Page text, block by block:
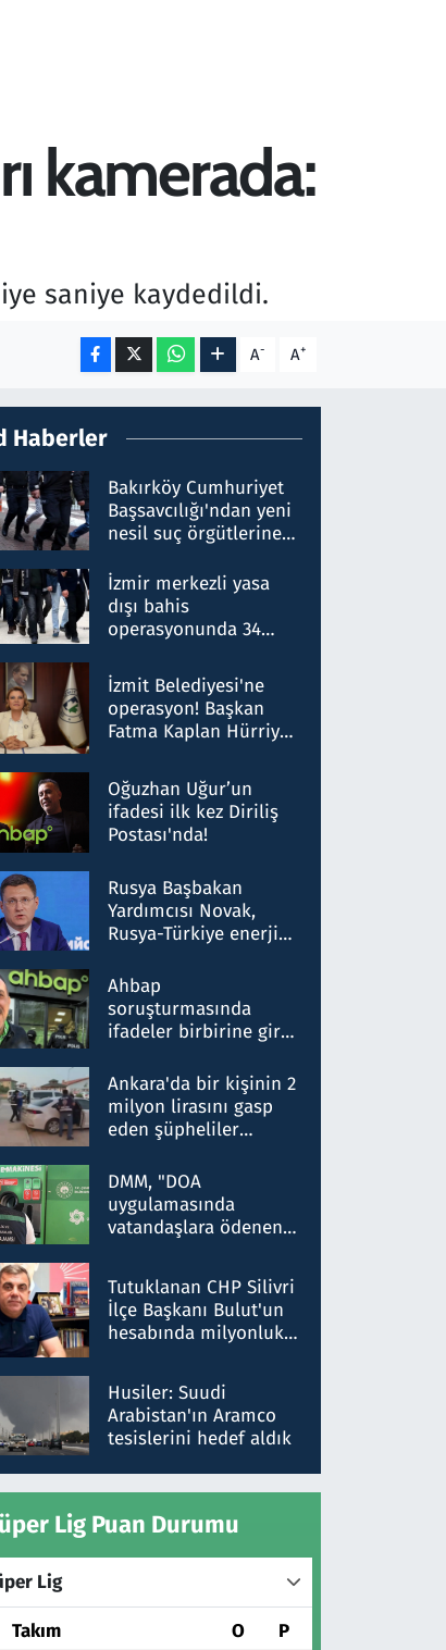
kamerada:
saniye kaydedildi.
A- A+
Haberler
Bakırköy Cumhuriyet
Başsavcılığı'ndan yeni
nesil suç örgütlerine
hakkında gözaltı kararı
İzmir merkezli yasa
dışı bahis
operasyonunda 34
Milyar liralık para
trafiği tespit edildi
İzmit Belediyesi'ne
operasyon! Başkan
Fatma Kaplan Hürriyet
Oğuzhan Uğur’un
ifadesi ilk kez Diriliş
Postası'nda!
Rusya Başbakan
Yardımcısı Novak,
Rusya-Türkiye enerji
nitelikte olduğunu
belirtti
Ahbap
soruşturmasında
ifadeler birbirine girdi:
ifadelerinden ortaya
çıkan tablo şok etti
Ankara'da bir kişinin 2
milyon lirasını gasp
eden şüpheliler
DMM, "DOA
uygulamasında
vatandaşlara ödenen
düşürüldüğü" iddiasını
yalanladı
Tutuklanan CHP Silivri
İlçe Başkanı Bulut'un
hesabında milyonluk
talimat verdi, ben
gönderdim
Husiler: Suudi
Arabistan'ın Aramco
tesislerini hedef aldık
Lig Puan Durumu
Lig
Takım O P